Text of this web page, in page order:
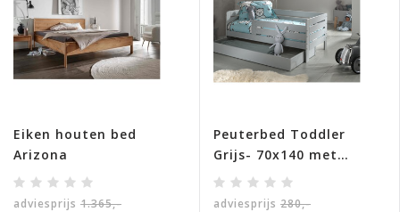
Eiken houten bed
Arizona
adviesprijs 1.365,-
Peuterbed Toddler
Grijs- 70x140 met
opberglade
adviesprijs 280,-